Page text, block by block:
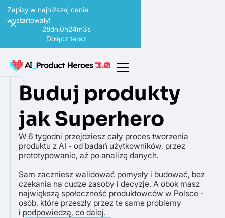
Zapisy w najniższej cenie
wystartowały!
28dni0h24m1s
Dołącz teraz
Buduj produkty
jak Superhero
W 6 tygodni przejdziesz cały proces tworzenia
produktu z AI - od badań użytkowników, przez
prototypowanie, aż po analizę danych.
Sam zaczniesz walidować pomysły i budować, bez
czekania na cudze zasoby i decyzje. A obok masz
największą społeczność produktowców w Polsce -
osób, które przeszły przez te same problemy
i podpowiedzą, co dalej.